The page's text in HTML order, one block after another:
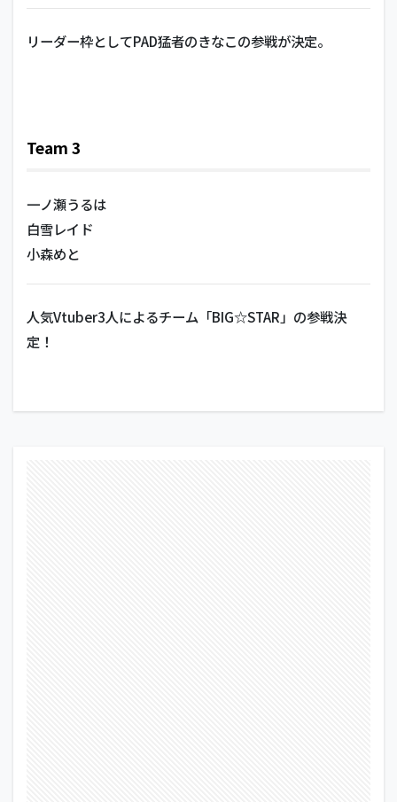
リーダー枠としてPAD猛者のきなこの参戦が決定。
Team 3
一ノ瀬うるは
白雪レイド
小森めと
人気Vtuber3人によるチーム「BIG☆STAR」の参戦決
定！